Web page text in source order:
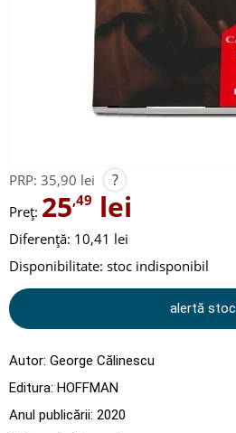
PRP: 35,90 lei ?
Preț: 25,49 lei
Diferență: 10,41 lei
Disponibilitate: stoc indisponibil
alertă stoc
Autor: George Călinescu
Editura: HOFFMAN
Anul publicării: 2020